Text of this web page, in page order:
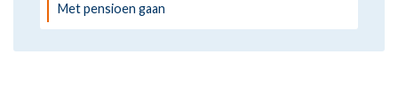
Met pensioen gaan